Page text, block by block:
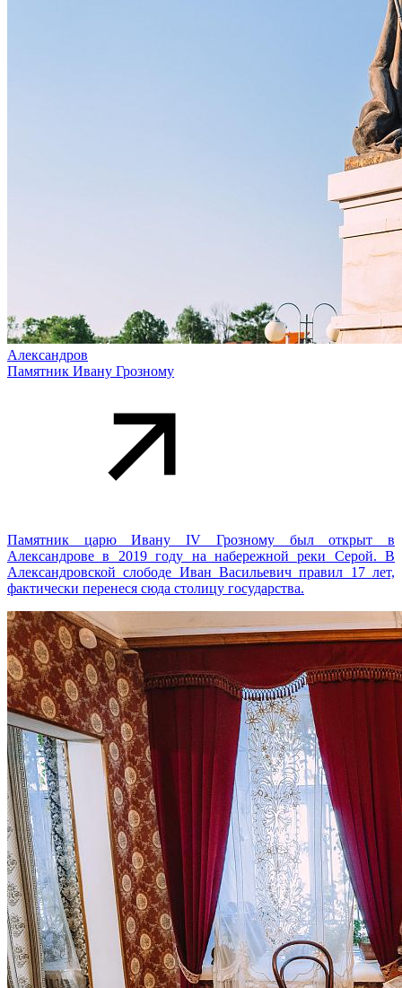
Александров
Памятник Ивану Грозному
Памятник царю Ивану IV Грозному был открыт в
Александрове в 2019 году на набережной реки Серой. В
Александровской слободе Иван Васильевич правил 17 лет,
фактически перенеся сюда столицу государства.